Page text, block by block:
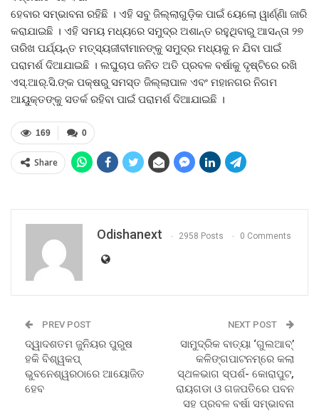
ହେବାର ସମ୍ଭାବନା ରହିଛି । ଏହି ସବୁ ଜିଲ୍ଲାଗୁଡ଼ିକ ପାଇଁ ୟେଲୋ ୱାର୍ଣ୍ଣିା ଜାରି
କରାଯାଇଛି । ଏହି ସମୟ ମଧ୍ୟରେ ସମୁଦ୍ର ଅଶାନ୍ତ ରହୁଥିବାରୁ ଆସନ୍ତା ୨୭
ତାରିଖ ପର୍ଯ୍ୟନ୍ତ ମତ୍ସ୍ୟଜୀବୀମାନଙ୍କୁ ସମୁଦ୍ର ମଧ୍ୟକୁ ନ ଯିବା ପାଇଁ
ପରାମର୍ଶ ଦିଆଯାଇଛି । ଲଘୁଚାପ ଜନିତ ଅତି ପ୍ରବଳ ବର୍ଷାକୁ ଦୃଷ୍ଟିରେ ରଖି
ଏସ୍‍.ଆର୍‍.ସି.ଙ୍କ ପକ୍ଷରୁ ସମସ୍ତ ଜିଲ୍ଲାପାଳ ଏବଂ ମହାନଗର ନିଗମ
ଆୟୁକ୍ତଙ୍କୁ ସତର୍କ ରହିବା ପାଇଁ ପରାମର୍ଶ ଦିଆଯାଇଛି ।
0
169
Share
Odishanext 2958 Posts 0 Comments
PREV POST
ଦ୍ୱାଦଶତମ ଜୁନିୟର ପୁରୁଷ
ହକି ବିଶ୍ୱକପ୍‍
ଭୁବନେଶ୍ୱରଠାରେ ଆୟୋଜିତ
ହେବ
NEXT POST
ସାମୁଦ୍ରିକ ବାତ୍ୟା ‘ଗୁଲଆବ୍‍’
କଳିଙ୍ଗପାଟନମ୍‌ରେ କଲା
ସ୍ଥଳଭାଗ ସ୍ପର୍ଶ- କୋରାପୁଟ,
ରାୟଗଡା ଓ ଗଜପତିରେ ପବନ
ସହ ପ୍ରବଳ ବର୍ଷା ସମ୍ଭାବନା